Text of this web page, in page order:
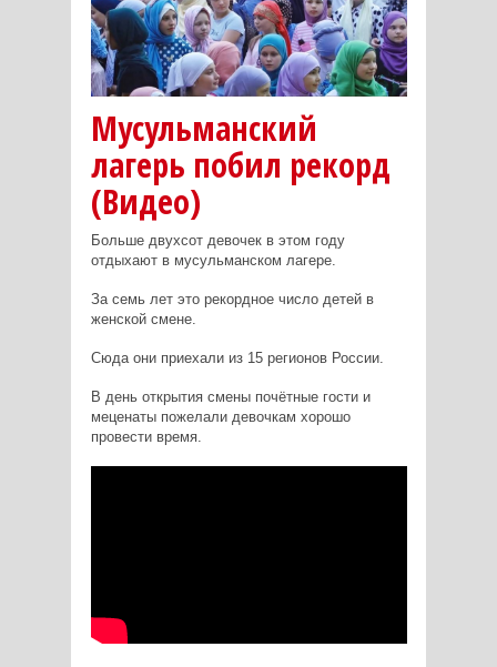
Мусульманский
лагерь побил рекорд
(Видео)
Больше двухсот девочек в этом году
отдыхают в мусульманском лагере.
За семь лет это рекордное число детей в
женской смене.
Сюда они приехали из 15 регионов России.
В день открытия смены почётные гости и
меценаты пожелали девочкам хорошо
провести время.